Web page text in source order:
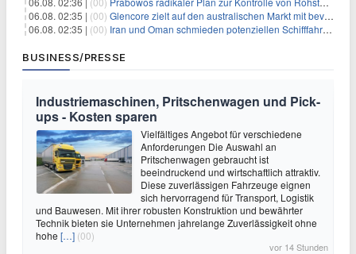
06.08. 02:35 | (00) Glencore zielt auf den australischen Markt mit bevorstehendem Sekundärlisting
06.08. 02:35 | (00) Iran und Oman schmieden potenziellen Schifffahrtsvertrag im Hormuskanal
BUSINESS/PRESSE
Industriemaschinen, Pritschenwagen und Pick-
ups - Kosten sparen
Vielfältiges Angebot für verschiedene
Anforderungen Die Auswahl an
Pritschenwagen gebraucht ist
beeindruckend und wirtschaftlich attraktiv.
Diese zuverlässigen Fahrzeuge eignen
sich hervorragend für Transport, Logistik
und Bauwesen. Mit ihrer robusten Konstruktion und bewährter
Technik bieten sie Unternehmen jahrelange Zuverlässigkeit ohne
hohe […] (00)
vor 14 Stunden